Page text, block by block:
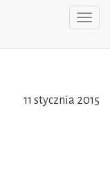
11 stycznia 2015